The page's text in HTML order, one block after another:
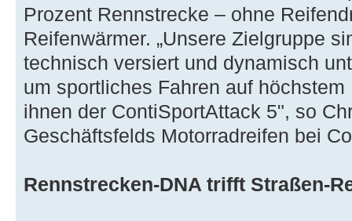
Prozent Rennstrecke – ohne
Reifenwärmer. „Unsere Zielgruppe
technisch versiert und dynamisch
um sportliches Fahren auf
ihnen der ContiSportAttack 5", so
Geschäftsfelds Motorradreifen bei
Rennstrecken-DNA trifft Straßen-